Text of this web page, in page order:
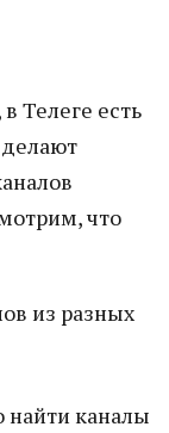
Телеге есть
что
из разных
найти каналы